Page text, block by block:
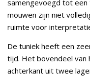
samengevoegd tot een
mouwen zijn niet
ruimte voor
De tuniek heeft een
tijd. Het bovendeel van
achterkant uit twee